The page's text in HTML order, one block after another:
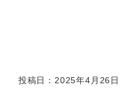
投稿日：2025年4月26日